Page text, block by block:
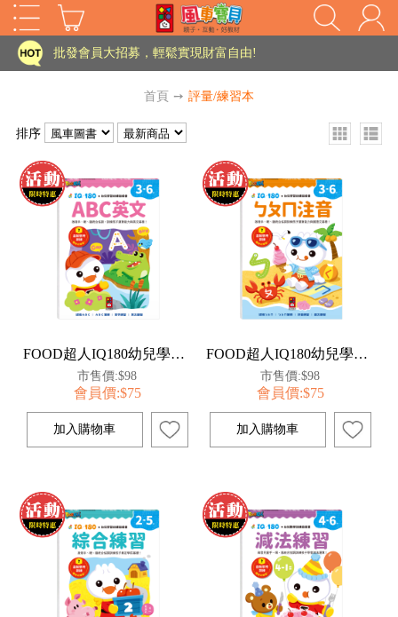
HOT
家長樂了!「風車書版集團暨FOOD超人企業總部」目前正興建中!
批發會員大招募，輕鬆實現財富自由!
老師您好!!幼教會員火熱招募中~
海外購物免煩惱！點我查看『海外購物流程說明』
批發會員大招募，輕鬆實現財富自由!
老師您好!!幼教會員火熱招募中~
首頁 ➙ 評量/練習本
排序
FOOD超人IQ180幼兒學習訓練遊戲書-ABC英文
市售價:$98
會員價:$75
FOOD超人IQ180幼兒學習訓練遊戲書-ㄅㄆㄇ注音
市售價:$98
會員價:$75